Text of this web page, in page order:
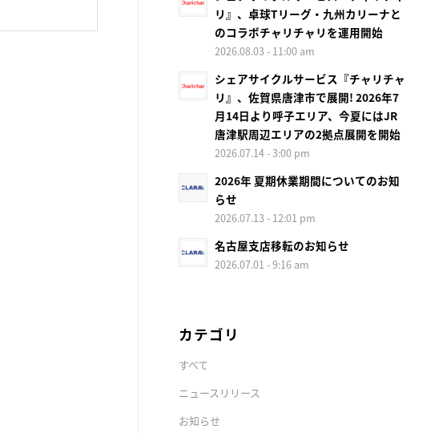
リ』、卓球Tリーグ・九州カリーナと
のコラボチャリチャリを運用開始
2026.08.03 - 11:00 am
シェアサイクルサービス『チャリチャ
リ』、佐賀県唐津市で展開! 2026年7
月14日より呼子エリア、今夏にはJR
唐津駅周辺エリアの2拠点展開を開始
2026.07.14 - 3:00 pm
2026年 夏期休業期間についてのお知
らせ
2026.07.13 - 12:01 pm
名古屋支店移転のお知らせ
2026.07.01 - 9:16 am
カテゴリ
すべて
ニュースリリース
お知らせ